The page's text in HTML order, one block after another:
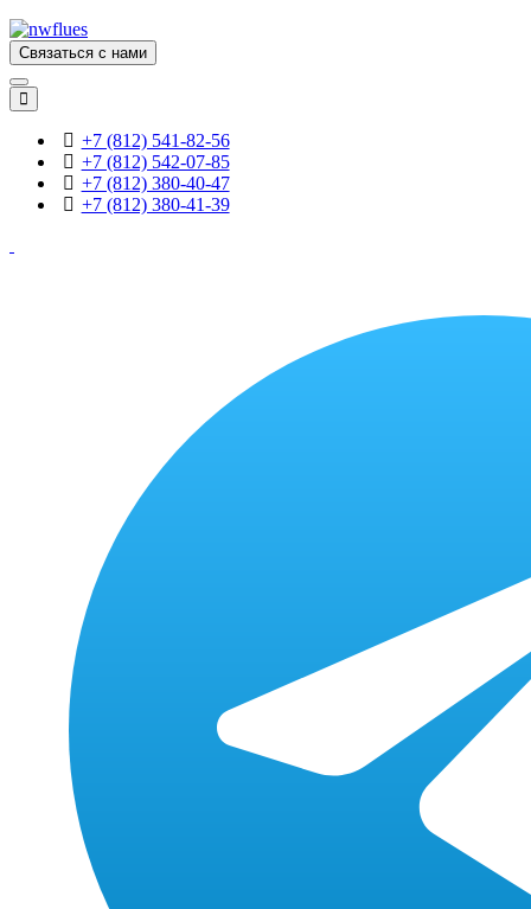
Связаться с нами
+7 (812) 541-82-56
+7 (812) 542-07-85
+7 (812) 380-40-47
+7 (812) 380-41-39